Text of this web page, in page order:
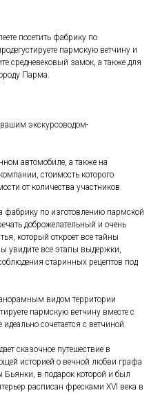
посетить фабрику по
пармскую ветчину и
средневековый замок, а также для
Парма.
вашим экскурсоводом-
автомобиле, а также на
стоимость которого
от количества участников.
фабрику по изготовлению пармской
доброжелательный и очень
который откроет все тайны
увидите все этапы выдержки,
старинных рецептов под
видом территории
пармскую ветчину вместе с
сочетается с ветчиной.
сказочное путешествие в
историей о вечной любви графа
в подарок которой и был
расписан фресками XVI века в